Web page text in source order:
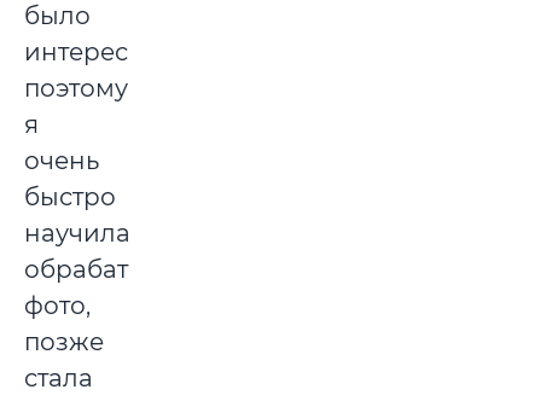
было
интересно,
поэтому
я
очень
быстро
научилась
обрабатывать
фото,
позже
стала